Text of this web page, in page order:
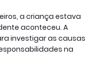
a criança estava
aconteceu. A
investigar as causas
na